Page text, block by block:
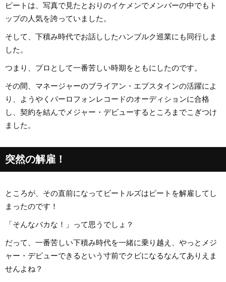
ピートは、写真で見たとおりのイケメンでメンバーの中でもト
ップの人気を誇っていました。
そして、下積み時代でお話ししたハンブルク巡業にも同行しま
した。
つまり、プロとして一番苦しい時期をともにしたのです。
その間、マネージャーのブライアン・エプスタインの活躍によ
り、ようやくパーロフォンレコードのオーディションに合格
し、契約を結んでメジャー・デビューするところまでこぎつけ
ました。
突然の解雇！
ところが、その直前になってビートルズはピートを解雇してし
まったのです！
「そんなバカな！」って思うでしょ？
だって、一番苦しい下積み時代を一緒に乗り越え、やっとメジ
ャー・デビューできるという寸前でクビになるなんてありえま
せんよね？